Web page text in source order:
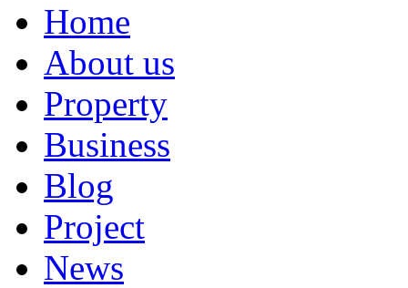
Home
About us
Property
Business
Blog
Project
News